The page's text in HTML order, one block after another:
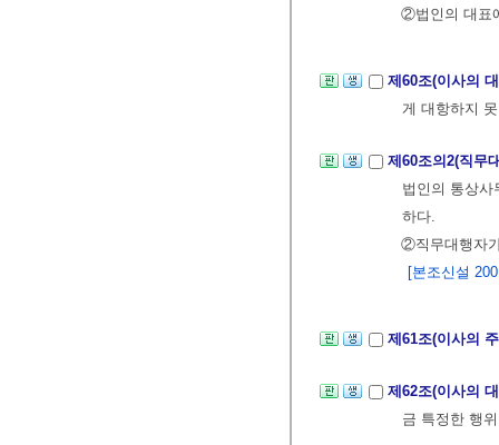
②법인의 대표
제60조(이사의
게 대항하지
제60조의2(직무
법인의 통상
하다.
②직무대행자
[본조신설
제61조(이사의
제62조(이사의
금 특정한 행